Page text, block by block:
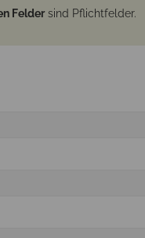
Feldersind Pflichtfelder.